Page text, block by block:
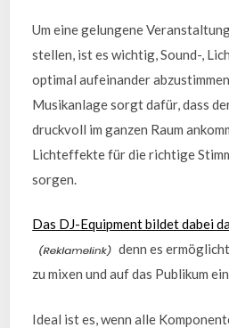
Um eine gelungene
stellen, ist es wichtig, Sound-,
optimal aufeinander
Musikanlage sorgt dafür, dass
druckvoll im ganzen Raum
Lichteffekte für die richtige
sorgen.
Das DJ-Equipment bildet dabei
denn es
zu mixen und auf das Publikum
Ideal ist es, wenn alle